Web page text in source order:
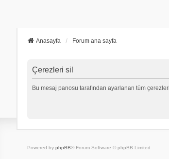
Anasayfa Forum ana sayfa
Çerezleri sil
Bu mesaj panosu tarafından ayarlanan tüm
Powered by phpBB® Forum Software © phpBB Limited